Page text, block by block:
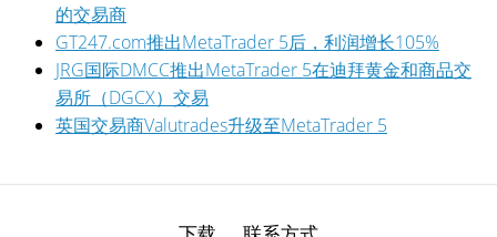
的交易商
GT247.com推出MetaTrader 5后，利润增长105%
JRG国际DMCC推出MetaTrader 5在迪拜黄金和商品交
易所（DGCX）交易
英国交易商Valutrades升级至MetaTrader 5